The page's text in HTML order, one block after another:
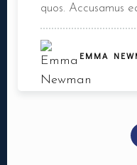
quos. Accusamus
EMMA